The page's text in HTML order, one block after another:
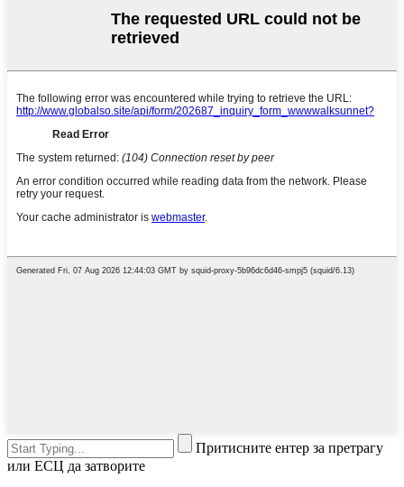
Притисните ентер за претрагу
или ЕСЦ да затворите